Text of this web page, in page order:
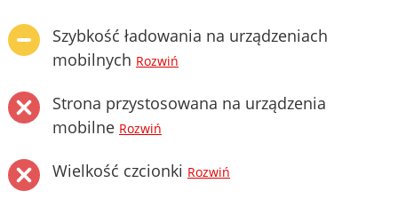
Szybkość ładowania na urządzeniach
mobilnych Rozwiń
Strona przystosowana na urządzenia
mobilne Rozwiń
Wielkość czcionki Rozwiń